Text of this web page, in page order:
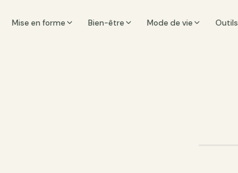
Mise en forme Bien-être Mode de vie Outils